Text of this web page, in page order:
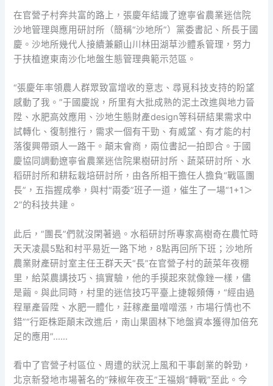
在官營子村奔共富的路上，張慶年結識了遼寧省農業迷信院
沙地管理與應用研討所（簡稱“沙地所”）黨委書記、所長于國
慶。沙地所幾代人接續兼顧山川林田湖草沙體系管理，努力
于扶植遼東南沙化地盤生態管理典範示范區。
“張慶年率領農人群眾致富增收的意志、尋覓科技支持的盼望
感動了我。”于國慶說，所里有大批成熟的泥土改進與地力晉
陞、水肥高效應用、沙地生態財產design等科研結果需求中
試轉化、復制推行，需求一個有干勁、有威望、有才能的村
落復興帶頭人一路干。顛末會商，兩位書記一拍即合。于國
慶協同調動遼寧省農業迷信院果樹研討所、蔬菜研討所、水
稻研討所和耕耘栽培研討所，由各所相干擔任人擔負“戰區團
長”，五指握成拳，與村“兩委”班子一道，催生了一場“1+1＞
2”的科技共建。
此后，“團長”們就沒閑著過。水稻研討所專家高樹奇在農忙時
天天凌晨5點和村平易近一路下地，8點再回所下班；沙地所
農業財產研討室主任王群天天“長”在官營子村的蔬菜年夜棚
里，給菜農講技巧、搞實驗，他的手摸起來就像銼一樣，儘
是繭。與此同時，村里的迷信技巧平臺上捷報頻傳，“經由過
程單產晉陞、水肥一體化，莊稼產量噌噌漲，市場行情也不
錯”“行距株距顛末改進后，南山果園林下地盤資本獲得加倍充
足的應用”……
看中了官營子村區位、周遭的狀況上風和干事創業的幹勁，
北京新發地市場著名的“辣椒年夜王”王福娟“轉戰”至此。今